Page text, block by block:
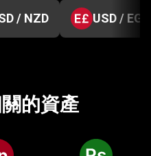
/ NZD USD / EGP
的資產